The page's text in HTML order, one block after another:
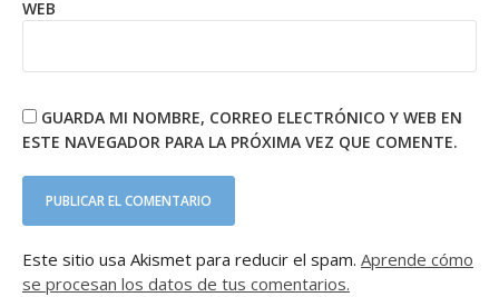
WEB
GUARDA MI NOMBRE, CORREO ELECTRÓNICO Y WEB EN
ESTE NAVEGADOR PARA LA PRÓXIMA VEZ QUE COMENTE.
Este sitio usa Akismet para reducir el spam. Aprende cómo
se procesan los datos de tus comentarios.